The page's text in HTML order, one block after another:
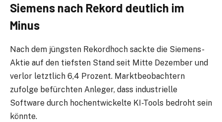
Siemens nach Rekord deutlich im
Minus
Nach dem jüngsten Rekordhoch sackte die Siemens-
Aktie auf den tiefsten Stand seit Mitte Dezember und
verlor letztlich 6,4 Prozent. Marktbeobachtern
zufolge befürchten Anleger, dass industrielle
Software durch hochentwickelte KI-Tools bedroht sein
könnte.